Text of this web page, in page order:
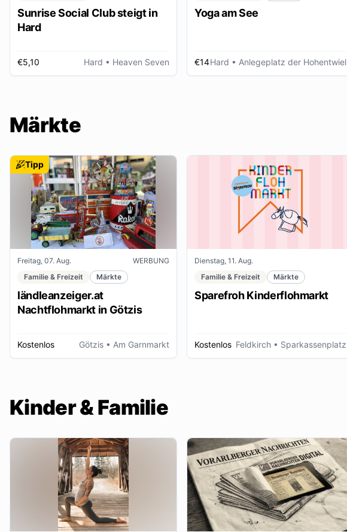
Sunrise Social Club steigt in
Hard
€5,10 Hard • Heaven Seven
Yoga am See
€14Hard • Anlegeplatz der Hohentwiel
Märkte
Tipp
Freitag, 07. Aug.
WERBUNG
Familie & Freizeit
Märkte
ländleanzeiger.at
Nachtflohmarkt in Götzis
Kostenlos Götzis • Am Garnmarkt
Dienstag, 11. Aug.
Familie & Freizeit
Märkte
Sparefroh Kinderflohmarkt
Kostenlos Feldkirch • Sparkassenplatz
Kinder & Familie